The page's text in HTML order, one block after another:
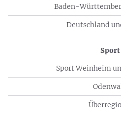
Baden-
Deutschland
Sport
Sport Weinheim